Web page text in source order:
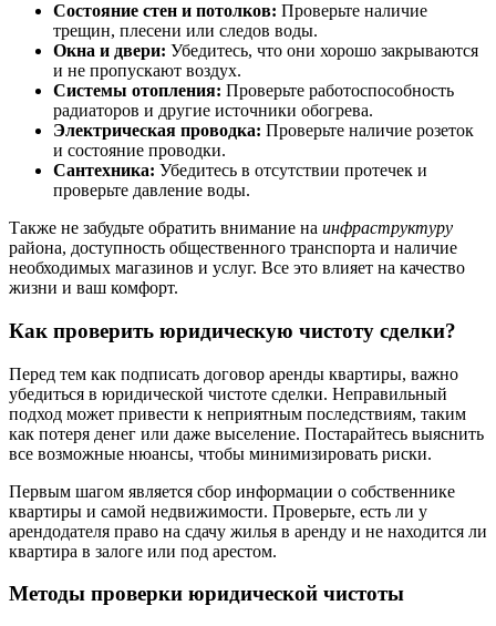
Состояние стен и потолков: Проверьте наличие
трещин, плесени или следов воды.
Окна и двери: Убедитесь, что они хорошо закрываются
и не пропускают воздух.
Системы отопления: Проверьте работоспособность
радиаторов и другие источники обогрева.
Электрическая проводка: Проверьте наличие розеток
и состояние проводки.
Сантехника: Убедитесь в отсутствии протечек и
проверьте давление воды.
Также не забудьте обратить внимание на инфраструктуру
района, доступность общественного транспорта и наличие
необходимых магазинов и услуг. Все это влияет на качество
жизни и ваш комфорт.
Как проверить юридическую чистоту сделки?
Перед тем как подписать договор аренды квартиры, важно
убедиться в юридической чистоте сделки. Неправильный
подход может привести к неприятным последствиям, таким
как потеря денег или даже выселение. Постарайтесь выяснить
все возможные нюансы, чтобы минимизировать риски.
Первым шагом является сбор информации о собственнике
квартиры и самой недвижимости. Проверьте, есть ли у
арендодателя право на сдачу жилья в аренду и не находится ли
квартира в залоге или под арестом.
Методы проверки юридической чистоты